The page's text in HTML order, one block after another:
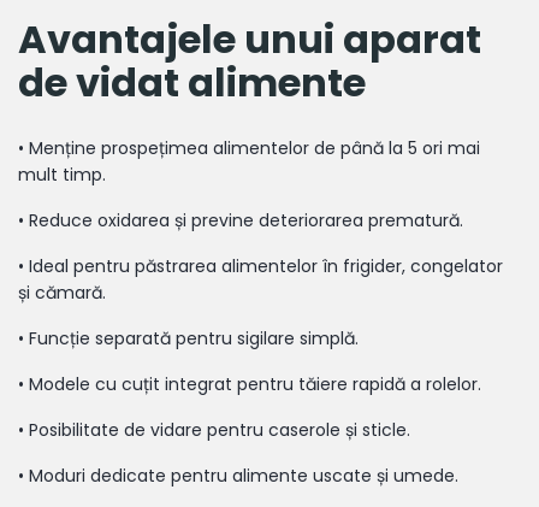
Avantajele unui aparat
de vidat alimente
• Menține prospețimea alimentelor de până la 5 ori mai
mult timp.
• Reduce oxidarea și previne deteriorarea prematură.
• Ideal pentru păstrarea alimentelor în frigider, congelator
și cămară.
• Funcție separată pentru sigilare simplă.
• Modele cu cuțit integrat pentru tăiere rapidă a rolelor.
• Posibilitate de vidare pentru caserole și sticle.
• Moduri dedicate pentru alimente uscate și umede.